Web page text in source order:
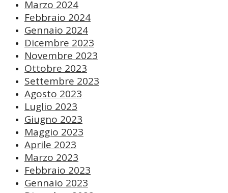
Marzo 2024
Febbraio 2024
Gennaio 2024
Dicembre 2023
Novembre 2023
Ottobre 2023
Settembre 2023
Agosto 2023
Luglio 2023
Giugno 2023
Maggio 2023
Aprile 2023
Marzo 2023
Febbraio 2023
Gennaio 2023